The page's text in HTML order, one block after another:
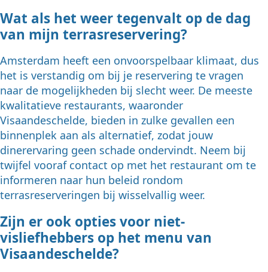
Wat als het weer tegenvalt op de dag
van mijn terrasreservering?
Amsterdam heeft een onvoorspelbaar klimaat, dus
het is verstandig om bij je reservering te vragen
naar de mogelijkheden bij slecht weer. De meeste
kwalitatieve restaurants, waaronder
Visaandeschelde, bieden in zulke gevallen een
binnenplek aan als alternatief, zodat jouw
dinerervaring geen schade ondervindt. Neem bij
twijfel vooraf contact op met het restaurant om te
informeren naar hun beleid rondom
terrasreserveringen bij wisselvallig weer.
Zijn er ook opties voor niet-
visliefhebbers op het menu van
Visaandeschelde?